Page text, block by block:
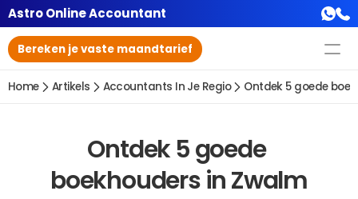
Astro Online Accountant
Bereken je vaste maandtarief
Home Artikels Accountants In Je Regio Ontdek 5 goede
Ontdek 5 goede
boekhouders in Zwalm